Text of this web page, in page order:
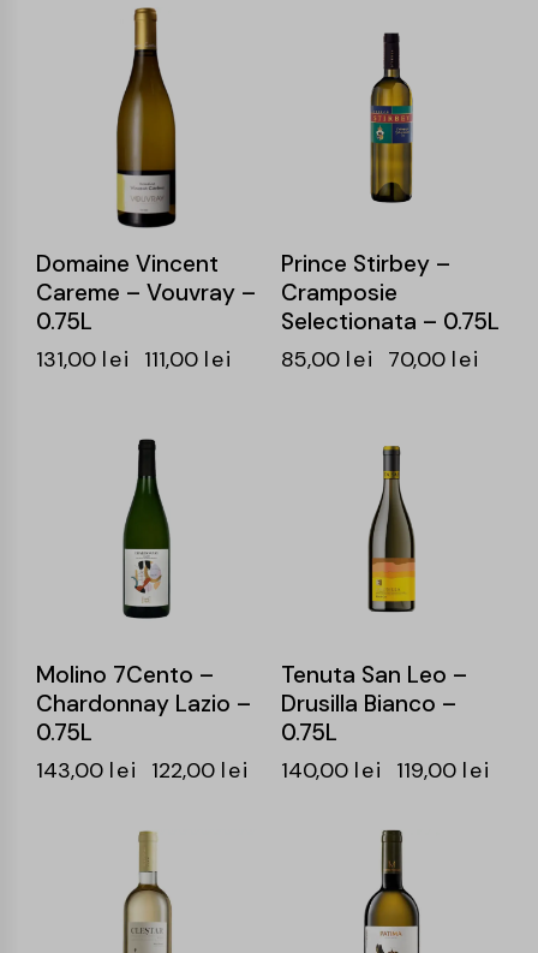
Domaine Vincent
Careme – Vouvray –
0.75L
131,00 lei 111,00 lei
Prince Stirbey –
Cramposie
Selectionata – 0.75L
85,00 lei 70,00 lei
Molino 7Cento –
Chardonnay Lazio –
0.75L
143,00 lei 122,00 lei
Tenuta San Leo –
Drusilla Bianco –
0.75L
140,00 lei 119,00 lei